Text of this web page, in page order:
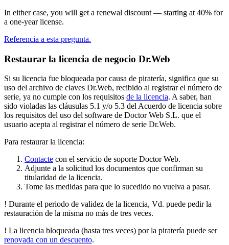
In either case, you will get a renewal discount — starting at 40% for
a one-year license.
Referencia a esta pregunta.
Restaurar la licencia de negocio Dr.Web
Si su licencia fue bloqueada por causa de piratería, significa que su
uso del archivo de claves Dr.Web, recibido al registrar el número de
serie, ya no cumple con los requisitos de la licencia. A saber, han
sido violadas las cláusulas 5.1 y/o 5.3 del Acuerdo de licencia sobre
los requisitos del uso del software de Doctor Web S.L. que el
usuario acepta al registrar el número de serie Dr.Web.
Para restaurar la licencia:
Contacte con el servicio de soporte Doctor Web.
Adjunte a la solicitud los documentos que confirman su
titularidad de la licencia.
Tome las medidas para que lo sucedido no vuelva a pasar.
! Durante el periodo de validez de la licencia, Vd. puede pedir la
restauración de la misma no más de tres veces.
! La licencia bloqueada (hasta tres veces) por la piratería puede ser
renovada con un descuento.